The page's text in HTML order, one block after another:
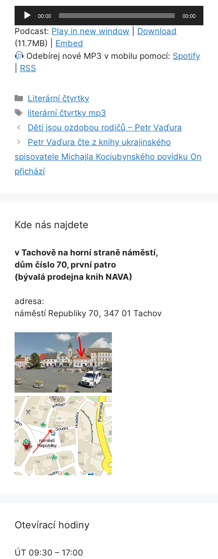
Audio
přehrávač
00:00 00:00
Podcast: Play in new window
Download
(11.7MB) | Embed
Odebírej nové MP3 v mobilu pomocí: Spotify
RSS
Rubriky
Literární čtvrtky
Štítky
literární čtvrtky mp3
Děti jsou ozdobou rodičů – Petr Vaďura
Petr Vaďura čte z knihy ukrajinského
spisovatele Michajla Kocjubynského povídku On
přichází
Kde nás najdete
v Tachově na horní straně náměstí,
dům číslo 70, první patro
(bývalá prodejna knih NAVA)
adresa:
náměstí Republiky 70, 347 01 Tachov
Otevírací hodiny
ÚT 09:30 – 17:00